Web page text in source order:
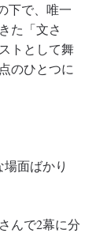
下で、唯一
た「文さ
トとして舞
のひとつに
面ばかり
んで2幕に分